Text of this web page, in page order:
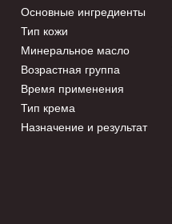
Основные ингредиенты
Тип кожи
Минеральное масло
Возрастная группа
Время применения
Тип крема
Назначение и результат